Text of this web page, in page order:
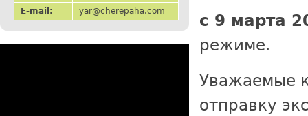
E-mail:
yar@cherepaha.com
с 9 марта
режиме.
Уважаемые
отправку